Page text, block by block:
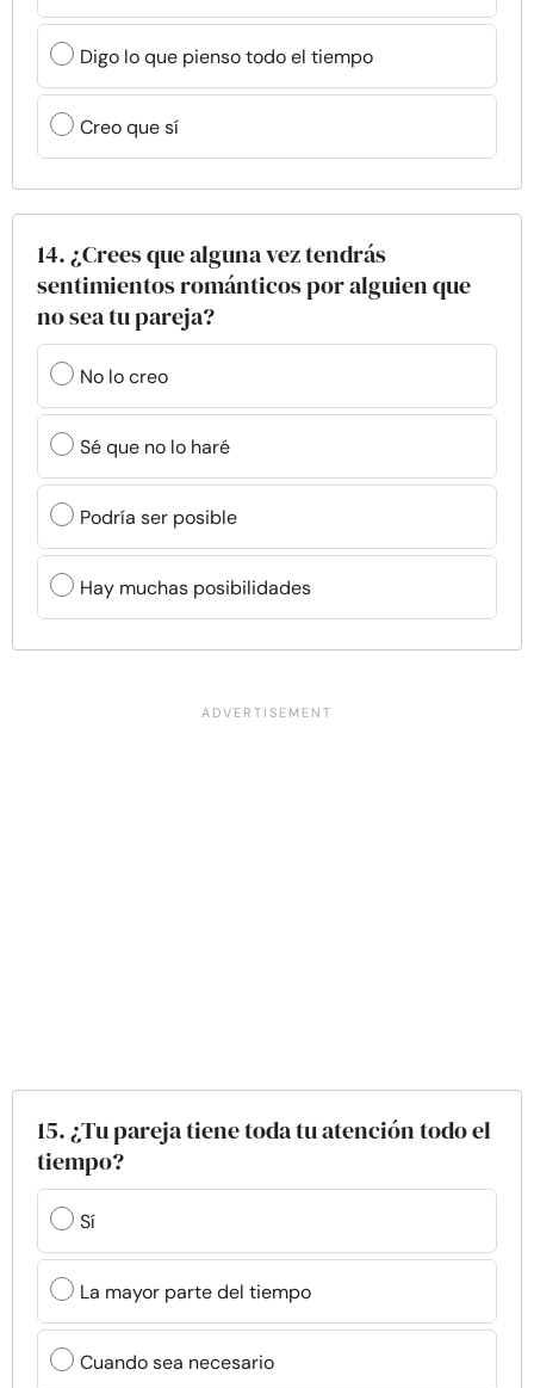
Digo lo que pienso todo el tiempo
Creo que sí
14. ¿Crees que alguna vez tendrás
sentimientos románticos por alguien que
no sea tu pareja?
No lo creo
Sé que no lo haré
Podría ser posible
Hay muchas posibilidades
15. ¿Tu pareja tiene toda tu atención todo el
tiempo?
Sí
La mayor parte del tiempo
Cuando sea necesario